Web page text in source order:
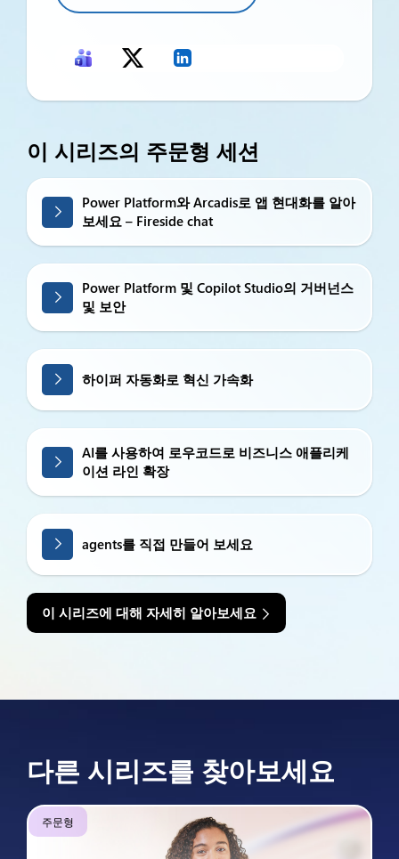
이 시리즈의 주문형 세션
Power Platform와 Arcadis로 앱 현대화를 알아
보세요 – Fireside chat
Power Platform 및 Copilot Studio의 거버넌스
및 보안
하이퍼 자동화로 혁신 가속화
AI를 사용하여 로우코드로 비즈니스 애플리케
이션 라인 확장
agents를 직접 만들어 보세요
이 시리즈에 대해 자세히 알아보세요
다른 시리즈를 찾아보세요
주문형